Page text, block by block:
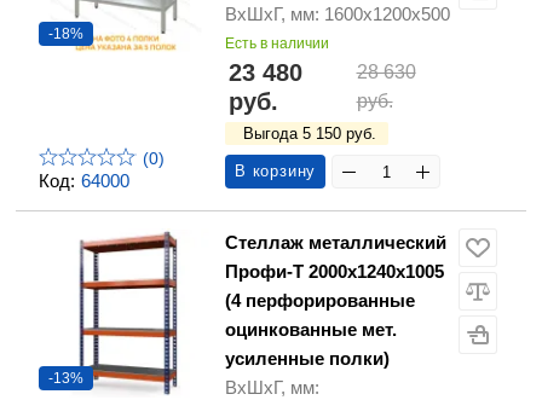
Код: 64000
-18%
(0)
ВхШхГ, мм: 1600х1200х500
Есть в наличии
23 480
руб.
28 630
руб.
Выгода 5 150 руб.
В корзину
-13%
Стеллаж металлический
Профи-Т 2000х1240х1005
(4 перфорированные
оцинкованные мет.
усиленные полки)
ВхШхГ, мм: